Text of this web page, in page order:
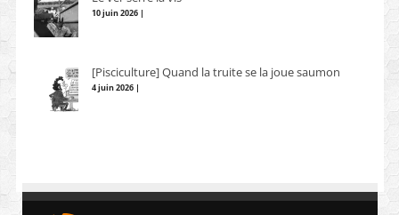
10 juin 2026 |
[Pisciculture] Quand la truite se la joue saumon
4 juin 2026 |